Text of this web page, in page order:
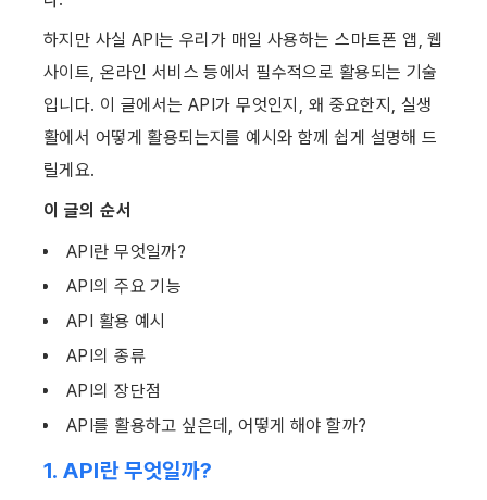
하지만 사실 API는 우리가 매일 사용하는 스마트폰 앱, 웹
사이트, 온라인 서비스 등에서 필수적으로 활용되는 기술
입니다. 이 글에서는 API가 무엇인지, 왜 중요한지, 실생
활에서 어떻게 활용되는지를 예시와 함께 쉽게 설명해 드
릴게요.
이 글의 순서
API란 무엇일까?
API의 주요 기능
API 활용 예시
API의 종류
API의 장단점
API를 활용하고 싶은데, 어떻게 해야 할까?
1. API란 무엇일까?